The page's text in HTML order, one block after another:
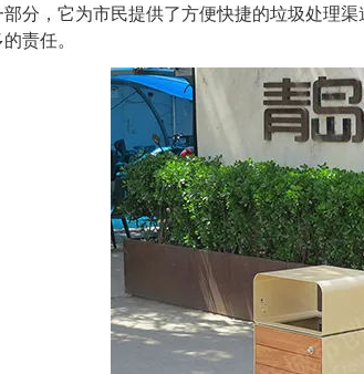
分，它为市民提供了方便快捷的垃圾处理
责任。